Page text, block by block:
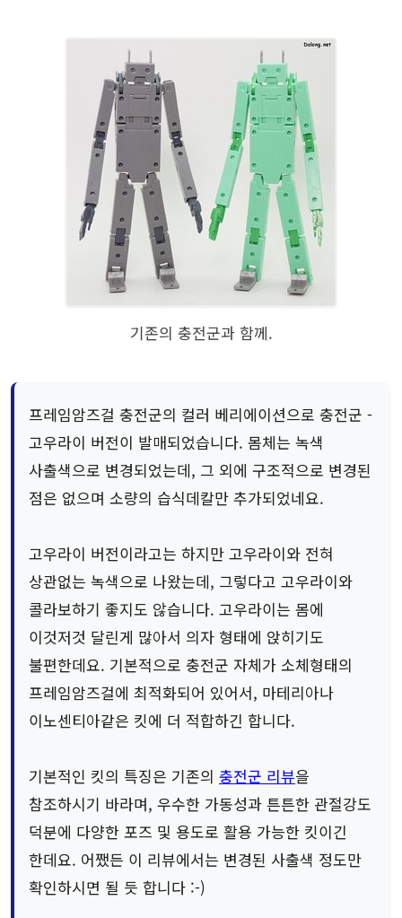
기존의 충전군과 함께.
프레임암즈걸 충전군의 컬러 베리에이션으로 충전군 -
고우라이 버전이 발매되었습니다. 몸체는 녹색
사출색으로 변경되었는데, 그 외에 구조적으로 변경된
점은 없으며 소량의 습식데칼만 추가되었네요.
고우라이 버전이라고는 하지만 고우라이와 전혀
상관없는 녹색으로 나왔는데, 그렇다고 고우라이와
콜라보하기 좋지도 않습니다. 고우라이는 몸에
이것저것 달린게 많아서 의자 형태에 앉히기도
불편한데요. 기본적으로 충전군 자체가 소체형태의
프레임암즈걸에 최적화되어 있어서, 마테리아나
이노센티아같은 킷에 더 적합하긴 합니다.
기본적인 킷의 특징은 기존의 충전군 리뷰을
참조하시기 바라며, 우수한 가동성과 튼튼한 관절강도
덕분에 다양한 포즈 및 용도로 활용 가능한 킷이긴
한데요. 어쨌든 이 리뷰에서는 변경된 사출색 정도만
확인하시면 될 듯 합니다 :-)